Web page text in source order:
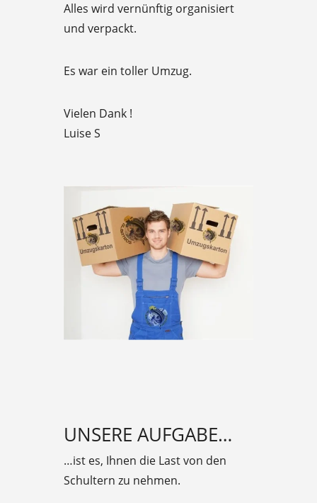
t
o
5
Alles wird vernünftig organisiert
und verpackt.
Es war ein toller Umzug.
Vielen Dank !
Luise S
UNSERE AUFGABE…
…ist es, Ihnen die Last von den
Schultern zu nehmen.